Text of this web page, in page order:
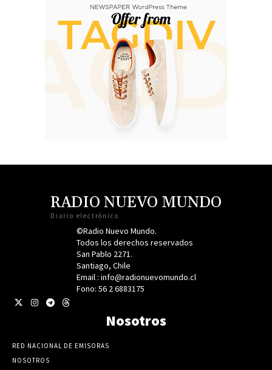
RADIO NUEVO MUNDO
Diario electrónico
©Radio Nuevo Mundo.
Todos los derechos reservados
San Pablo 2271.
Santiago, Chile
Email : info@radionuevomundo.cl
Fono: 56 2 6883175
Nosotros
RED NACIONAL DE EMISORAS
NOSOTROS